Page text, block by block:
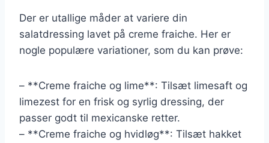
Der er utallige måder at variere din
salatdressing lavet på creme fraiche. Her er
nogle populære variationer, som du kan prøve:
– **Creme fraiche og lime**: Tilsæt limesaft og
limezest for en frisk og syrlig dressing, der
passer godt til mexicanske retter.
– **Creme fraiche og hvidløg**: Tilsæt hakket